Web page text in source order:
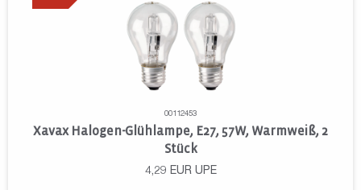
00112453
Xavax Halogen-Glühlampe, E27, 57W, Warmweiß, 2
Stück
4,29 EUR UPE